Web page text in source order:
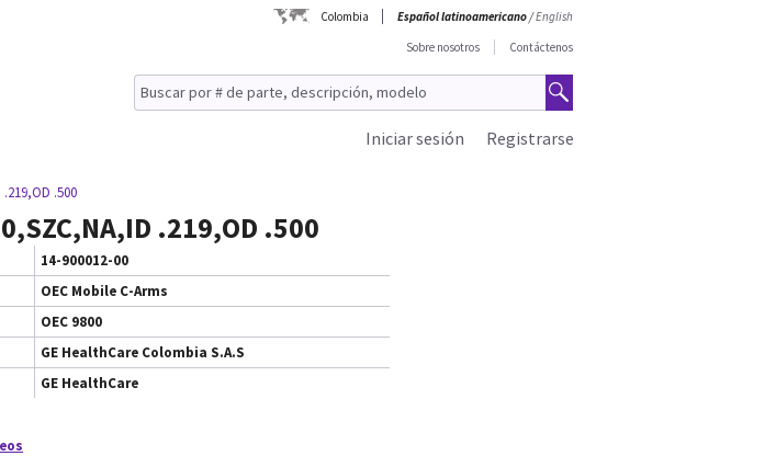
Colombia Español latinoamericano/English
Sobre nosotros
Contáctenos
Registrarse
Iniciar sesión
.500
.219,OD .500
14-900012-00
OEC Mobile C-Arms
OEC 9800
GE HealthCare Colombia S.A.S
GE HealthCare